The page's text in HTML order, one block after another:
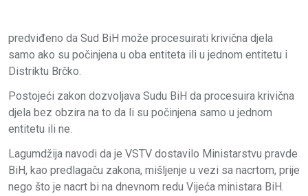
predviđeno da Sud BiH može procesuirati krivična djela
samo ako su počinjena u oba entiteta ili u jednom entitetu i
Distriktu Brčko.
Postojeći zakon dozvoljava Sudu BiH da procesuira krivična
djela bez obzira na to da li su počinjena samo u jednom
entitetu ili ne.
Lagumdžija navodi da je VSTV dostavilo Ministarstvu pravde
BiH, kao predlagaču zakona, mišljenje u vezi sa nacrtom, prije
nego što je nacrt bi na dnevnom redu Vijeća ministara BiH.